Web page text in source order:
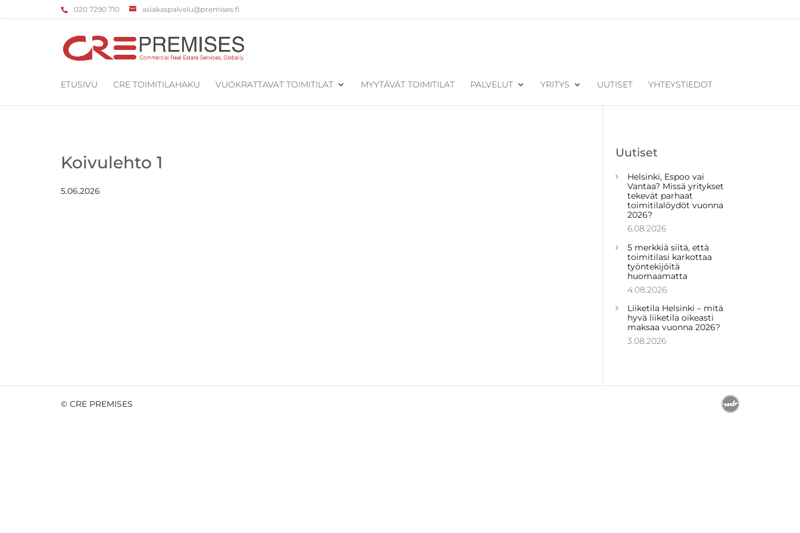
‌020 7290 710 asiakaspalvelu@premises.fi
ETUSIVU CRE TOIMITILAHAKU VUOKRATTAVAT TOIMITILAT MYYTÄVÄT TOIMITILAT PALVELUT YRITYS UUTISET YHTEYSTIEDOT
Koivulehto 1
5.06.2026
Uutiset
Helsinki, Espoo vai
Vantaa? Missä yritykset
tekevät parhaat
toimitilalöydöt vuonna
2026?
6.08.2026
5 merkkiä siitä, että
toimitilasi karkottaa
työntekijöitä
huomaamatta
4.08.2026
Liiketila Helsinki – mitä
hyvä liiketila oikeasti
maksaa vuonna 2026?
3.08.2026
© CRE PREMISES